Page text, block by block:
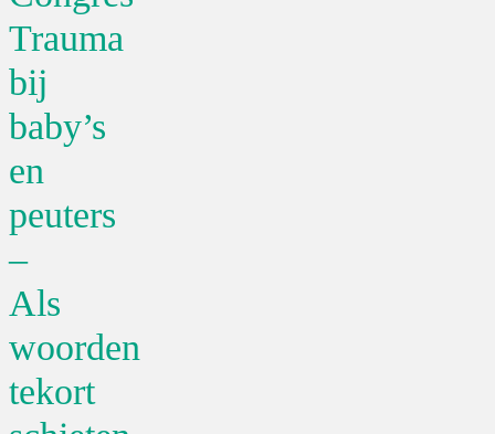
Trauma
bij
baby’s
en
peuters
–
Als
woorden
tekort